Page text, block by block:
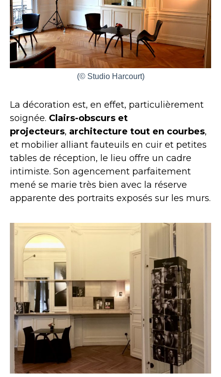
(© Studio Harcourt)
La décoration est, en effet, particulièrement
soignée. Clairs-obscurs et
projecteurs, architecture tout en courbes,
et mobilier alliant fauteuils en cuir et petites
tables de réception, le lieu offre un cadre
intimiste. Son agencement parfaitement
mené se marie très bien avec la réserve
apparente des portraits exposés sur les murs.